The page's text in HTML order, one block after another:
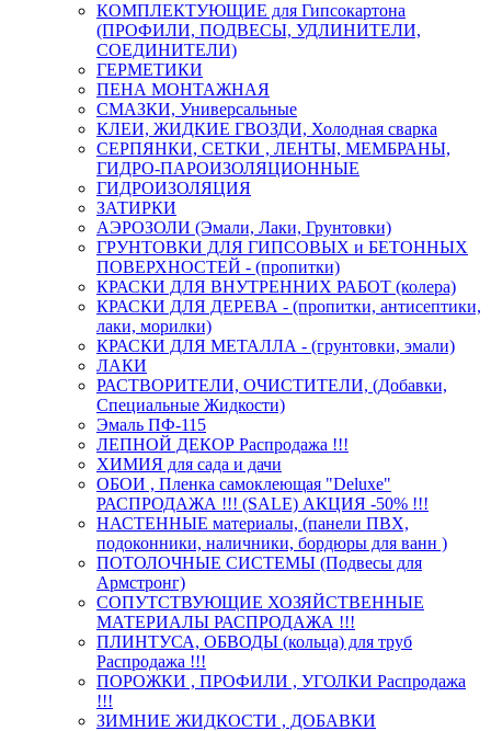
КОМПЛЕКТУЮЩИЕ для Гипсокартона
(ПРОФИЛИ, ПОДВЕСЫ, УДЛИНИТЕЛИ,
СОЕДИНИТЕЛИ)
ГЕРМЕТИКИ
ПЕНА МОНТАЖНАЯ
СМАЗКИ, Универсальные
КЛЕИ, ЖИДКИЕ ГВОЗДИ, Холодная сварка
СЕРПЯНКИ, СЕТКИ , ЛЕНТЫ, МЕМБРАНЫ,
ГИДРО-ПАРОИЗОЛЯЦИОННЫЕ
ГИДРОИЗОЛЯЦИЯ
ЗАТИРКИ
АЭРОЗОЛИ (Эмали, Лаки, Грунтовки)
ГРУНТОВКИ ДЛЯ ГИПСОВЫХ и БЕТОННЫХ
ПОВЕРХНОСТЕЙ - (пропитки)
КРАСКИ ДЛЯ ВНУТРЕННИХ РАБОТ (колера)
КРАСКИ ДЛЯ ДЕРЕВА - (пропитки, антисептики,
лаки, морилки)
КРАСКИ ДЛЯ МЕТАЛЛА - (грунтовки, эмали)
ЛАКИ
РАСТВОРИТЕЛИ, ОЧИСТИТЕЛИ, (Добавки,
Специальные Жидкости)
Эмаль ПФ-115
ЛЕПНОЙ ДЕКОР Распродажа !!!
ХИМИЯ для сада и дачи
ОБОИ , Пленка самоклеющая "Deluxe"
РАСПРОДАЖА !!! (SALE) АКЦИЯ -50% !!!
НАСТЕННЫЕ материалы, (панели ПВХ,
подоконники, наличники, бордюры для ванн )
ПОТОЛОЧНЫЕ СИСТЕМЫ (Подвесы для
Армстронг)
СОПУТСТВУЮЩИЕ ХОЗЯЙСТВЕННЫЕ
МАТЕРИАЛЫ РАСПРОДАЖА !!!
ПЛИНТУСА, ОБВОДЫ (кольца) для труб
Распродажа !!!
ПОРОЖКИ , ПРОФИЛИ , УГОЛКИ Распродажа
!!!
ЗИМНИЕ ЖИДКОСТИ , ДОБАВКИ